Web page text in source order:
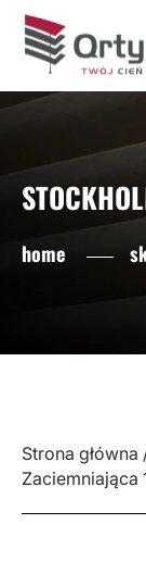
home
Strona główna
Zaciemniająca